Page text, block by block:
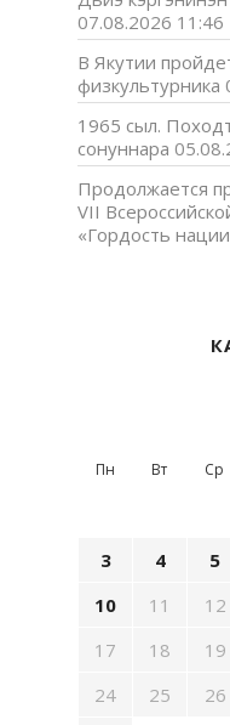
07.08.2026 11:46
В Якутии
физкультурника
1965 сыл.
сонуннара
Продолжается
VII
«Гордость
Пн Вт Ср
3
4 5
10
11 12
17
18 19
24
25 26